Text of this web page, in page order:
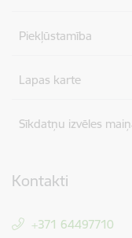
Piekļūstamība
Lapas karte
Sīkdatņu izvēles
Kontakti
+371 64497710